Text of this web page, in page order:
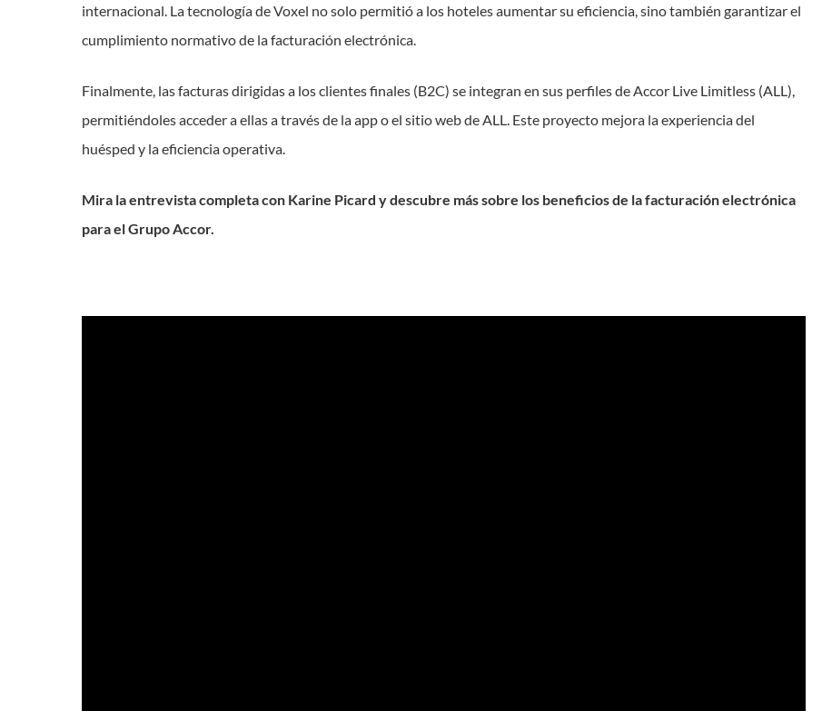
internacional. La tecnología de Voxel no solo permitió a los hoteles aumentar su eficiencia, sino también garantizar el
cumplimiento normativo de la facturación electrónica.
Finalmente, las facturas dirigidas a los clientes finales (B2C) se integran en sus perfiles de Accor Live Limitless (ALL),
permitiéndoles acceder a ellas a través de la app o el sitio web de ALL. Este proyecto mejora la experiencia del
huésped y la eficiencia operativa.
Mira la entrevista completa con Karine Picard y descubre más sobre los beneficios de la facturación electrónica
para el Grupo Accor.